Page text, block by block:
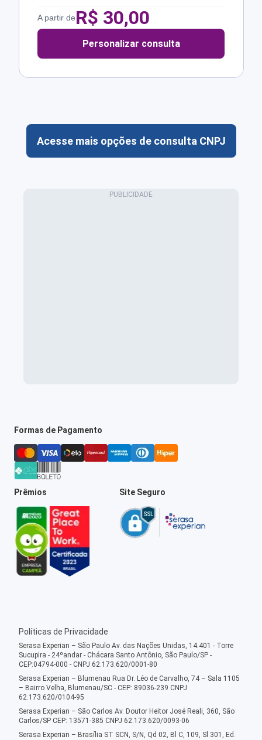
A partir deR$ 30,00
Personalizar consulta
Acesse mais opções de consulta CNPJ
Formas de Pagamento
Prêmios Site Seguro
Políticas de Privacidade
Serasa Experian – São Paulo Av. das Nações Unidas, 14.401 - Torre
Sucupira - 24ºandar - Chácara Santo Antônio, São Paulo/SP -
CEP:04794-000 - CNPJ 62.173.620/0001-80
Serasa Experian – Blumenau Rua Dr. Léo de Carvalho, 74 – Sala 1105
– Bairro Velha, Blumenau/SC - CEP: 89036-239 CNPJ
62.173.620/0104-95
Serasa Experian – São Carlos Av. Doutor Heitor José Reali, 360, São
Carlos/SP CEP: 13571-385 CNPJ 62.173.620/0093-06
Serasa Experian – Brasília ST SCN, S/N, Qd 02, Bl C, 109, Sl 301, Ed.